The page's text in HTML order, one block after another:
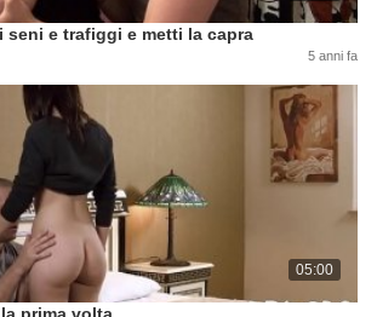
seni e trafiggi e metti la capra
5 anni fa
05:00